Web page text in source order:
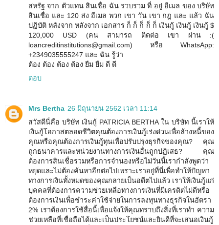
สหรัฐ จาก ตัวแทน สินเชื่อ ฉัน รวบรวม ที่ อยู่ อีเมล ของ บริษัท
สินเชื่อ และ 120 ส่ง อีเมล พวก เขา วัน เขา กฎ และ แล้ว ฉัน
ปฏิบัติ หลังจาก หลังจาก เอกสาร ก็ ก็ ก็ ก็ ก็ เงินกู้ เงินกู้ เงินกู้ $
120,000 USD (คน สามารถ ติดต่อ เขา ผ่าน :(
loancreditinstitutions@gmail.com) หรือ WhatsApp:
+2349035555247 และ ฉัน รู้ว่า
ต้อง ต้อง ต้อง ต้อง ยืม ยืม ดี ดี
ตอบ
Mrs Bertha 26 มิถุนายน 2562 เวลา 11:14
สวัสดีนี่คือ บริษัท เงินกู้ PATRICIA BERTHA ใน บริษัท นี้เราให้
เงินกู้โอกาสตลอดชีวิตคุณต้องการเงินกู้เร่งด่วนเพื่อล้างหนี้ของ
คุณหรือคุณต้องการเงินกู้ทุนเพื่อปรับปรุงธุรกิจของคุณ? คุณ
ถูกธนาคารและหน่วยงานทางการเงินอื่นถูกปฏิเสธ? คุณ
ต้องการสินเชื่อรวมหรือการจำนองหรือไม่วันนี้เรากำลังพูดว่า
หยุดและไม่ต้องค้นหาอีกต่อไปเพราะเราอยู่ที่นี่เพื่อทำให้ปัญหา
ทางการเงินทั้งหมดของคุณกลายเป็นอดีตไปแล้ว เราให้เงินกู้แก่
บุคคลที่ต้องการความช่วยเหลือทางการเงินที่มีเครดิตไม่ดีหรือ
ต้องการเงินเพื่อชำระค่าใช้จ่ายในการลงทุนทางธุรกิจในอัตรา
2% เราต้องการใช้สื่อนี้เพื่อแจ้งให้คุณทราบถึงสิ่งที่เราทำ ความ
ช่วยเหลือที่เชื่อถือได้และเป็นประโยชน์และยินดีที่จะเสนอเงินกู้